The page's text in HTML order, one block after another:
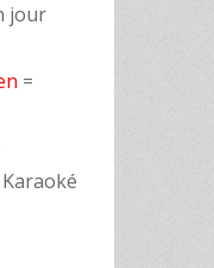
jour
=
Karaoké